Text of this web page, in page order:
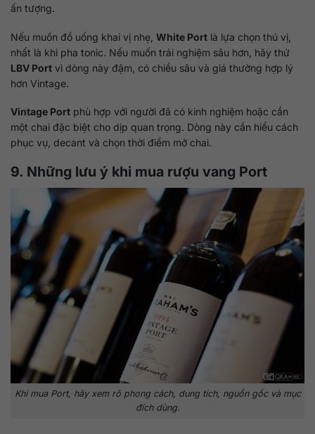
ấn tượng.
Nếu muốn đồ uống khai vị nhẹ, White Port là lựa chọn thú vị,
nhất là khi pha tonic. Nếu muốn trải nghiệm sâu hơn, hãy thử
LBV Port vì dòng này đậm, có chiều sâu và giá thường hợp lý
hơn Vintage.
Vintage Port phù hợp với người đã có kinh nghiệm hoặc cần
một chai đặc biệt cho dịp quan trọng. Dòng này cần hiểu cách
phục vụ, decant và chọn thời điểm mở chai.
9. Những lưu ý khi mua rượu vang Port
Khi mua Port, hãy xem rõ phong cách, dung tích, nguồn gốc và mục
đích dùng.